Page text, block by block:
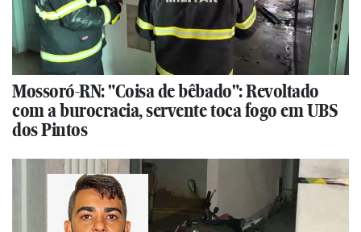
Mossoró-RN: "Coisa de bêbado": Revoltado
com a burocracia, servente toca fogo em UBS
dos Pintos